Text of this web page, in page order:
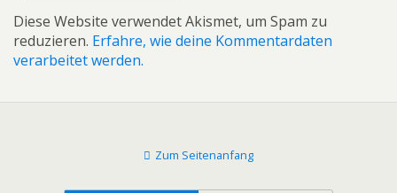
Diese Website verwendet Akismet, um Spam zu
reduzieren. Erfahre, wie deine Kommentardaten
verarbeitet werden.
Zum Seitenanfang